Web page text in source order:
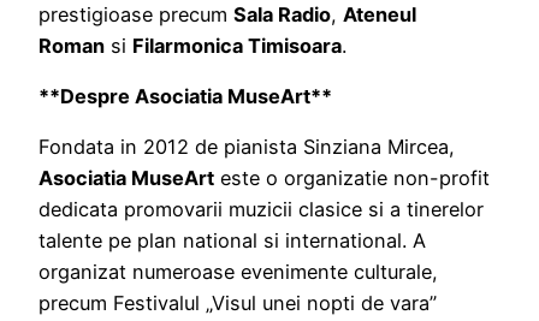
prestigioase precum Sala Radio, Ateneul
Roman si Filarmonica Timisoara.
**Despre Asociatia MuseArt**
Fondata in 2012 de pianista Sinziana Mircea,
Asociatia MuseArt este o organizatie non-profit
dedicata promovarii muzicii clasice si a tinerelor
talente pe plan national si international. A
organizat numeroase evenimente culturale,
precum Festivalul „Visul unei nopti de vara”